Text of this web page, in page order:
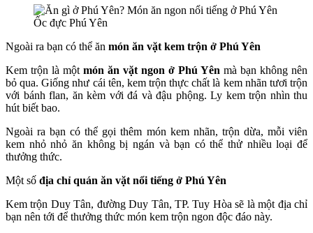
Ốc đực Phú Yên
Ngoài ra bạn có thể ăn món ăn vặt kem trộn ở Phú Yên
Kem trộn là một món ăn vặt ngon ở Phú Yên mà bạn không nên
bỏ qua. Giống như cái tên, kem trộn thực chất là kem nhãn tươi trộn
với bánh flan, ăn kèm với đá và đậu phộng. Ly kem trộn nhìn thu
hút biết bao.
Ngoài ra bạn có thể gọi thêm món kem nhãn, trộn dừa, mỗi viên
kem nhỏ nhỏ ăn không bị ngán và bạn có thể thử nhiều loại để
thưởng thức.
Một số địa chỉ quán ăn vặt nổi tiếng ở Phú Yên
Kem trộn Duy Tân, đường Duy Tân, TP. Tuy Hòa sẽ là một địa chỉ
bạn nên tới để thưởng thức món kem trộn ngon độc đáo này.